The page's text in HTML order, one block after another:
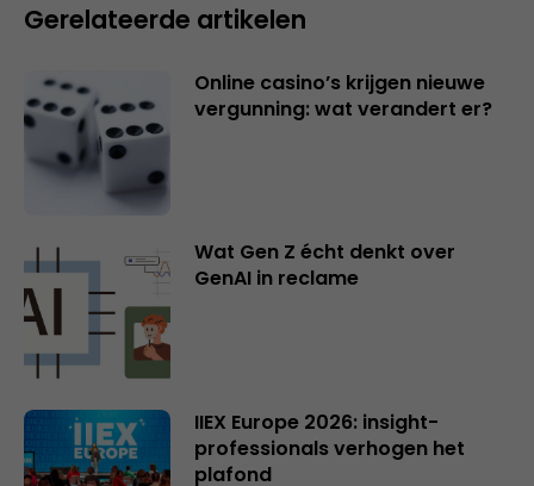
Gerelateerde artikelen
Online casino’s krijgen nieuwe
vergunning: wat verandert er?
Wat Gen Z écht denkt over
GenAI in reclame
IIEX Europe 2026: insight-
professionals verhogen het
plafond